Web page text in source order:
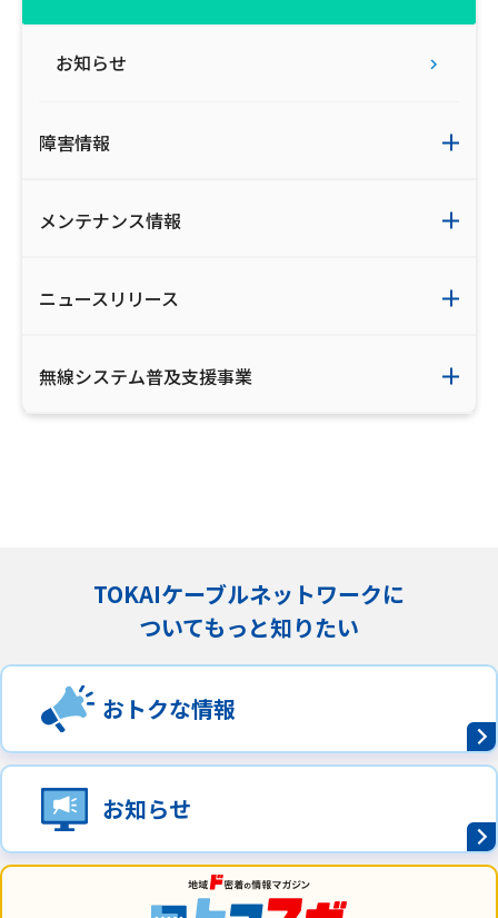
お知らせ
障害情報
メンテナンス情報
ニュースリリース
無線システム普及支援事業
TOKAIケーブルネットワークに
ついてもっと知りたい
おトクな情報
お知らせ